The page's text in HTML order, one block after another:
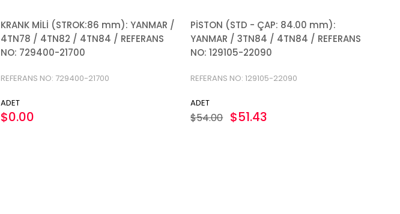
KRANK MİLİ (STROK:86 mm): YANMAR /
4TN78 / 4TN82 / 4TN84 / REFERANS
NO: 729400-21700
REFERANS NO: 729400-21700
ADET
$0.00
PİSTON (STD - ÇAP: 84.00 mm):
YANMAR / 3TN84 / 4TN84 / REFERANS
NO: 129105-22090
REFERANS NO: 129105-22090
ADET
$51.43
$54.00